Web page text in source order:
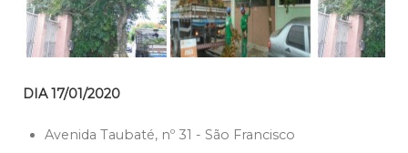
DIA 17/01/2020
Avenida Taubaté, nº 31 - São Francisco